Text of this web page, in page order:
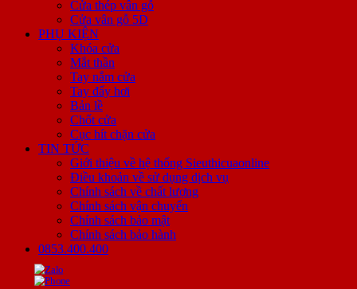
Cửa thép vân gỗ
Cửa vân gỗ 5D
PHỤ KIỆN
Khóa cửa
Mắt thần
Tay nắm cửa
Tay đẩy hơi
Bản lề
Chốt cửa
Cục hít chặn cửa
TIN TỨC
Giới thiệu về hệ thống Sieuthicuaonline
Điều khoản về sử dụng dịch vụ
Chính sách về chất lượng
Chính sách vận chuyển
Chính sách bảo mật
Chính sách bảo hành
0853.400.400